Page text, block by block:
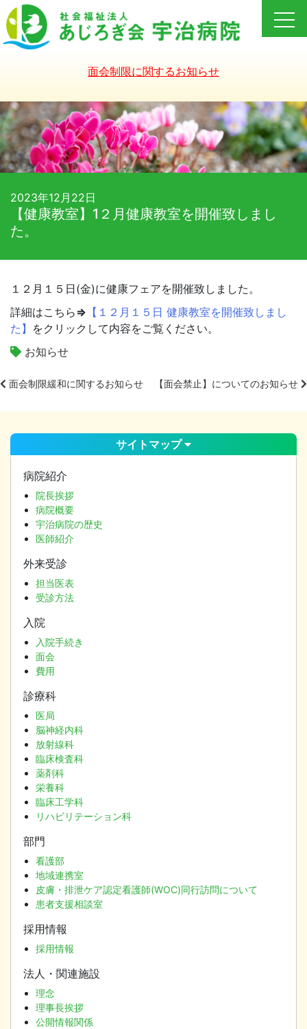
Skip
to
content
面会制限に関するお知らせ
2023年12月22日
【健康教室】1２月健康教室を開催致しまし
た。
１２月１５日(金)に健康フェアを開催致しました。
詳細はこちら ⇒ 【 １２月１５日 健康教室を開催致しまし
た 】 をクリックして内容をご覧ください。
お知らせ
ナ
ビ
面会制限緩和に関するお知らせ 【面会禁止】についてのお知らせ
サイトマップ
病院紹介
院長挨拶
病院概要
宇治病院の歴史
医師紹介
外来受診
担当医表
受診方法
入院
入院手続き
面会
費用
診療科
医局
脳神経内科
放射線科
臨床検査科
薬剤科
栄養科
臨床工学科
リハビリテーション科
部門
看護部
地域連携室
皮膚・排泄ケア認定看護師(WOC)同行訪問について
患者支援相談室
採用情報
採用情報
法人・関連施設
理念
理事長挨拶
公開情報関係